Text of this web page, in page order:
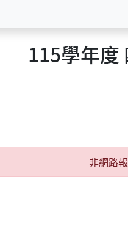
115學年度
Error:
非網路